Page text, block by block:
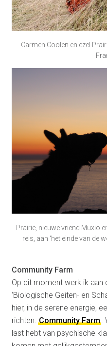
Carmen Coolen en ezel
Prairie, nieuwe vriend Muxio
reis, aan ‘het einde van de
Community Farm
Op dit moment werk ik aan
‘Biologische Geiten- en
hier, in de serene energie,
richten: Community Farm
last hebt van psychische